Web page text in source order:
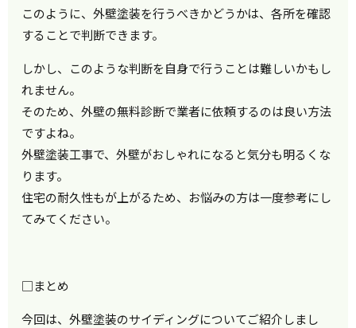
このように、外壁塗装を行うべきかどうかは、各所を確認
することで判断できます。
しかし、このような判断を自身で行うことは難しいかもし
れません。
そのため、外壁の無料診断で業者に依頼するのは良い方法
ですよね。
外壁塗装工事で、外壁がおしゃれになると気分も明るくな
ります。
住宅の耐久性もが上がるため、お悩みの方は一度参考にし
てみてください。
□まとめ
今回は、外壁塗装のサイディングについてご紹介しまし